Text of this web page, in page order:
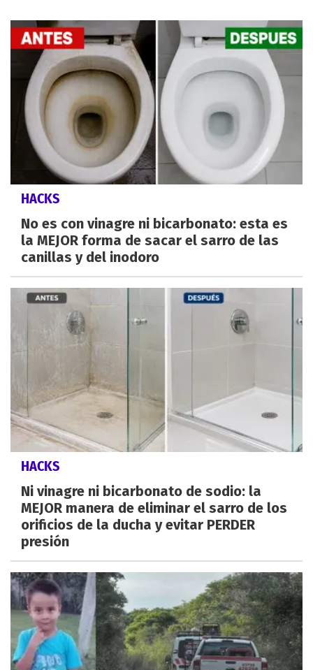
HACKS
No es con vinagre ni bicarbonato: esta es
la MEJOR forma de sacar el sarro de las
canillas y del inodoro
HACKS
Ni vinagre ni bicarbonato de sodio: la
MEJOR manera de eliminar el sarro de los
orificios de la ducha y evitar PERDER
presión